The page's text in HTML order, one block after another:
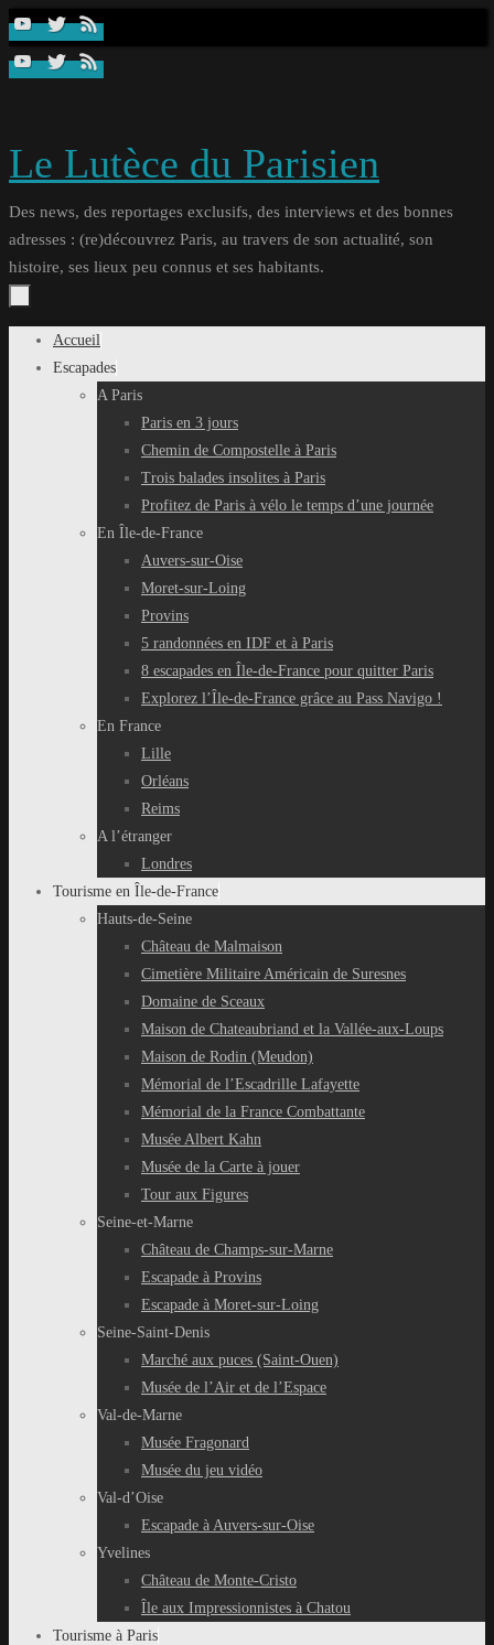
Passer
contenu
Le Lutèce du Parisien
Des news, des reportages exclusifs, des interviews et des bonnes
adresses : (re)découvrez Paris, au travers de son actualité, son
histoire, ses lieux peu connus et ses habitants.
Passer
Accueil
Escapades
A Paris
Paris en 3 jours
Chemin de Compostelle à Paris
Trois balades insolites à Paris
Profitez de Paris à vélo le temps d’une journée
En Île-de-France
Auvers-sur-Oise
Moret-sur-Loing
Provins
5 randonnées en IDF et à Paris
8 escapades en Île-de-France pour quitter Paris
Explorez l’Île-de-France grâce au Pass Navigo !
En France
Lille
Orléans
Reims
A l’étranger
Londres
Tourisme en Île-de-France
Hauts-de-Seine
Château de Malmaison
Cimetière Militaire Américain de Suresnes
Domaine de Sceaux
Maison de Chateaubriand et la Vallée-aux-Loups
Maison de Rodin (Meudon)
Mémorial de l’Escadrille Lafayette
Mémorial de la France Combattante
Musée Albert Kahn
Musée de la Carte à jouer
Tour aux Figures
Seine-et-Marne
Château de Champs-sur-Marne
Escapade à Provins
Escapade à Moret-sur-Loing
Seine-Saint-Denis
Marché aux puces (Saint-Ouen)
Musée de l’Air et de l’Espace
Val-de-Marne
Musée Fragonard
Musée du jeu vidéo
Val-d’Oise
Escapade à Auvers-sur-Oise
Yvelines
Château de Monte-Cristo
Île aux Impressionnistes à Chatou
Tourisme à Paris